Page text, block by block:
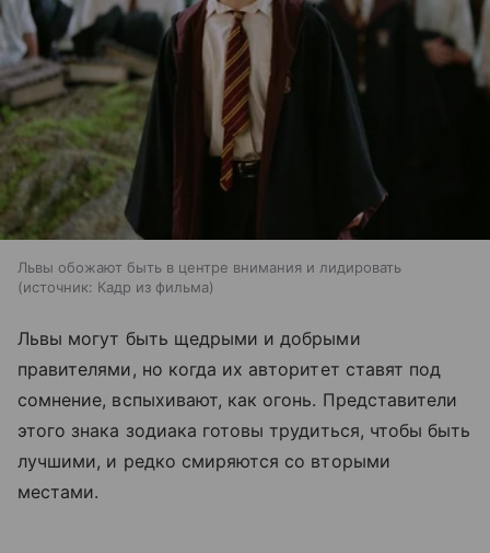
Львы обожают быть в центре внимания и лидировать
источник: Кадр из фильма
Львы могут быть щедрыми и добрыми
правителями, но когда их авторитет ставят под
сомнение, вспыхивают, как огонь. Представители
этого знака зодиака готовы трудиться, чтобы быть
лучшими, и редко смиряются со вторыми
местами.